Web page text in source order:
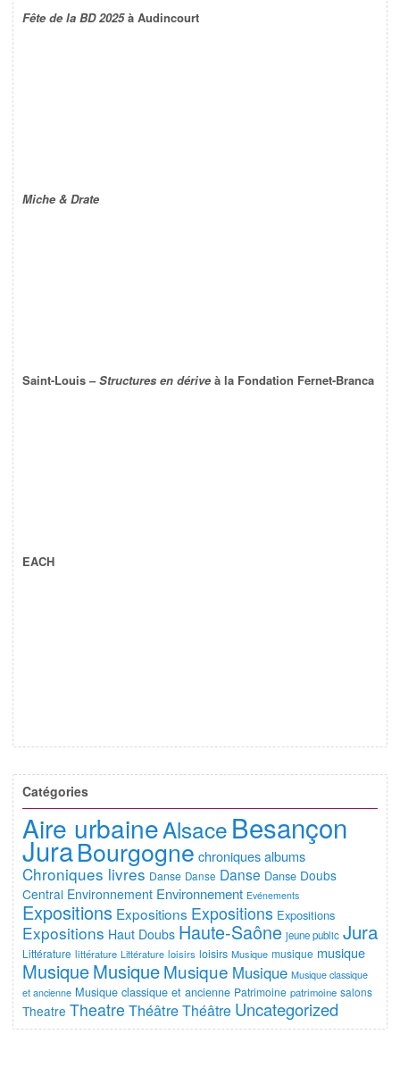
Fête de la BD 2025à Audincourt
Miche & Drate
Saint-Louis –Structures en dérive à la Fondation Fernet-Branca
EACH
Catégories
Aire urbaineAlsace Besançon
JuraBourgogne chroniques albums
Chroniques livres Danse Danse Danse Danse Doubs
Central Environnement Environnement Evénements
Expositions Expositions Expositions Expositions
Expositions Haut Doubs Haute-Saône jeune public Jura
Littérature littérature Littérature loisirs loisirs Musique musique musique
MusiqueMusiqueMusique Musique Musique classique
et ancienne Musique classique et ancienne Patrimoine patrimoine salons
Theatre Theatre ThéâtreThéâtre Uncategorized